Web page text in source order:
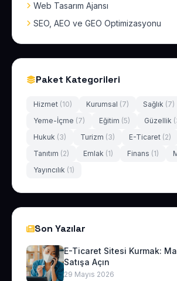
Web Tasarım Ajansı
SEO, AEO ve GEO Optimizasyonu
Paket Kategorileri
Hizmet (10) Kurumsal (7) Sağlık (7)
Yeme-İçme (7) Eğitim (5) Güzellik
Hukuk (3) Turizm (3) E-Ticaret (2)
Tanıtım (2) Emlak (1) Finans (1)
Yayıncılık (1)
Son Yazılar
E-Ticaret Sitesi Kurmak:
Satışa Açın
29 Mayıs 2026